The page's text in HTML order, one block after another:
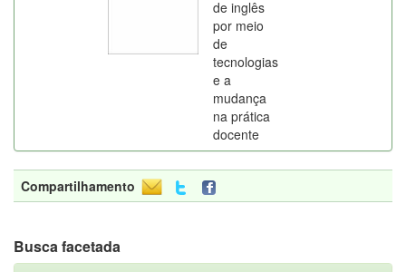
de inglês
por meio
de
tecnologias
e a
mudança
na prática
docente
Compartilhamento
Busca facetada